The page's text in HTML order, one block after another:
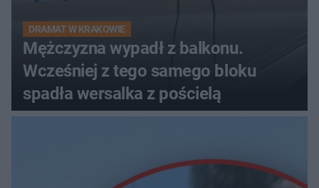
DRAMAT W KRAKOWIE
Mężczyzna wypadł z balkonu.
Wcześniej z tego samego bloku
spadła wersalka z pościelą